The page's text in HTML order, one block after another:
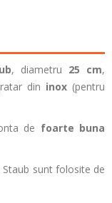
, diametru 25 cm,
din inox(pentru
de foarte buna
sunt folosite de